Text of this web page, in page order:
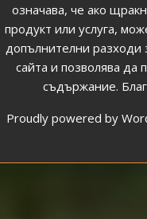
означава, че ако
продукт или услуга,
допълнителни разходи
сайта и позволява
съдържание.
Proudly powered by